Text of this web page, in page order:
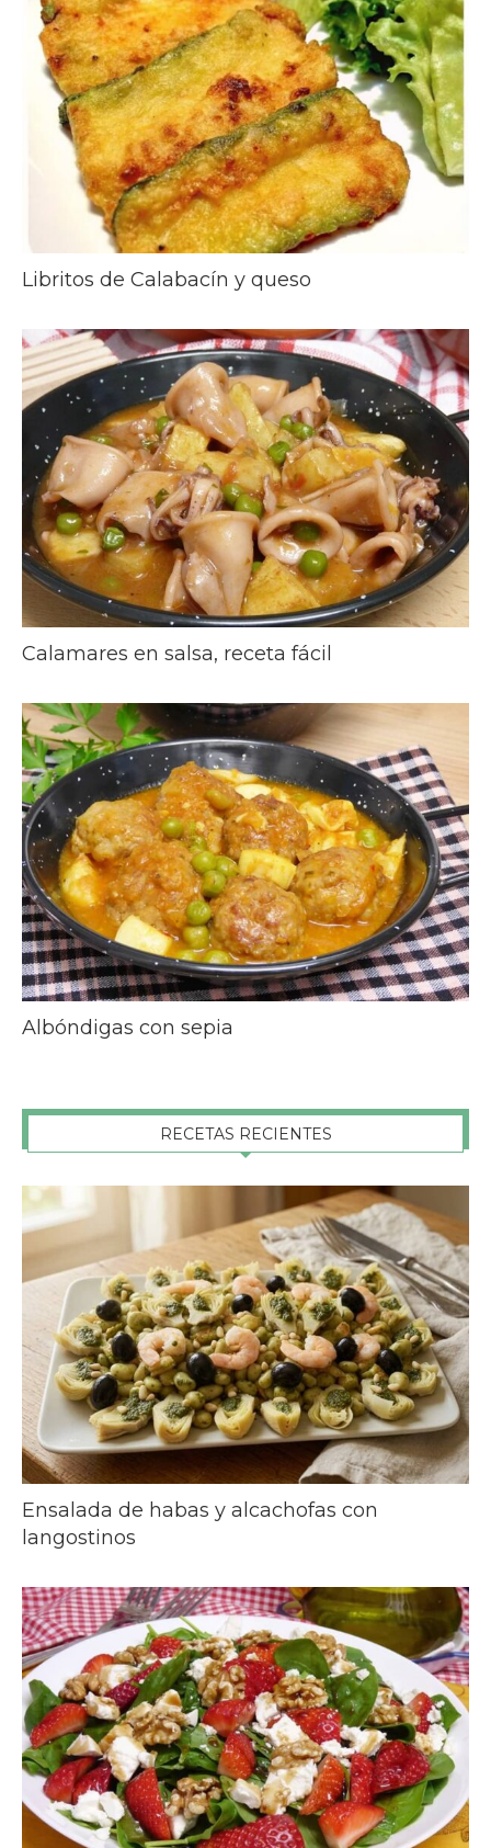
Libritos de Calabacín y queso
Calamares en salsa, receta fácil
Albóndigas con sepia
RECETAS RECIENTES
Ensalada de habas y alcachofas con
langostinos